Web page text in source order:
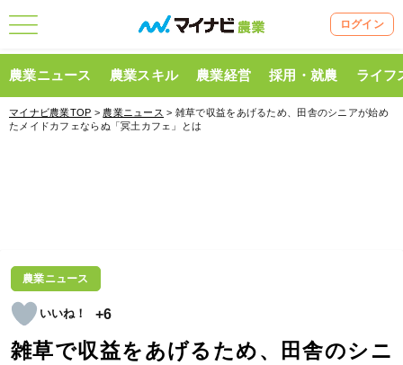
ログイン
農業ニュース 農業スキル 農業経営 採用・就農 ライフ
マイナビ農業TOP > 農業ニュース > 雑草で収益をあげるため、田舎のシニアが始め
たメイドカフェならぬ「冥土カフェ」とは
農業ニュース
+6
雑草で収益をあげるため、田舎のシニ